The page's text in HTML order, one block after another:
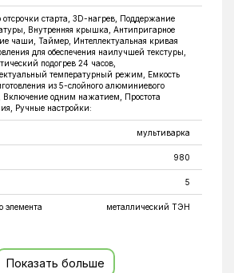
старта, 3D-нагрев, Поддержание
Внутренняя крышка, Антипригарное
чаши, Таймер, Интеллектуальная кривая
для обеспечения наилучшей текстуры,
подогрев 24 часов,
температурный режим, Емкость
из 5-слойного алюминиевого
Включение одним нажатием, Простота
Ручные настройки:
мультиварка
980
5
элемента металлический ТЭН
Показать больше